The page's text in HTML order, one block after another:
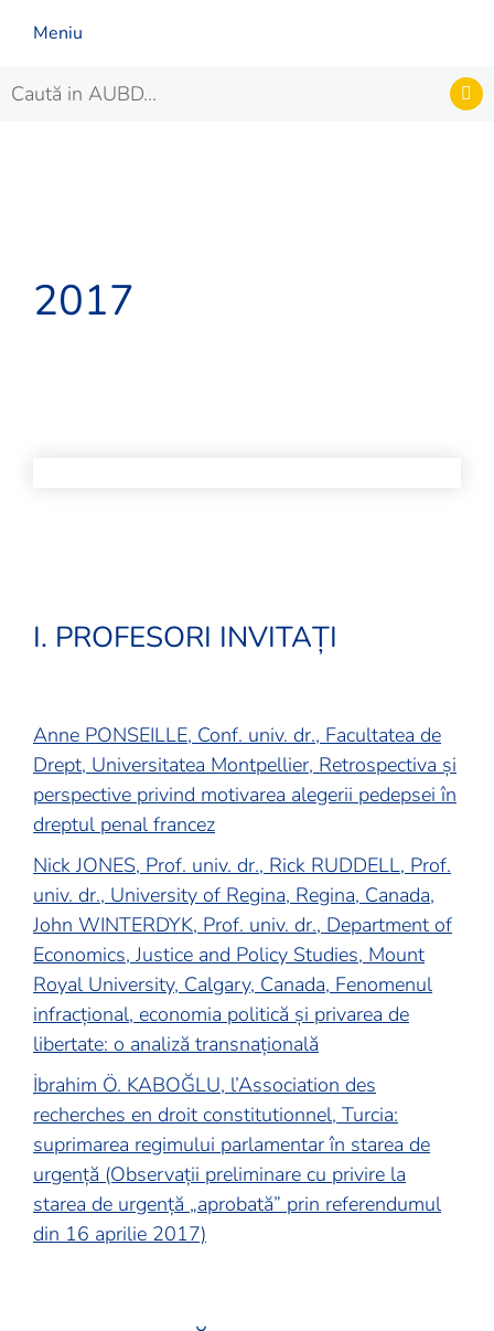
Meniu
2017
I. PROFESORI INVITAȚI
Anne PONSEILLE, Conf. univ. dr., Facultatea de
Drept, Universitatea Montpellier, Retrospectiva și
perspective privind motivarea alegerii pedepsei în
dreptul penal francez
Nick JONES, Prof. univ. dr., Rick RUDDELL, Prof.
univ. dr., University of Regina, Regina, Canada,
John WINTERDYK, Prof. univ. dr., Department of
Economics, Justice and Policy Studies, Mount
Royal University, Calgary, Canada, Fenomenul
infracțional, economia politică și privarea de
libertate: o analiză transnațională
İbrahim Ö. KABOĞLU, l’Association des
recherches en droit constitutionnel, Turcia:
suprimarea regimului parlamentar în starea de
urgență (Observații preliminare cu privire la
starea de urgență „aprobată” prin referendumul
din 16 aprilie 2017)